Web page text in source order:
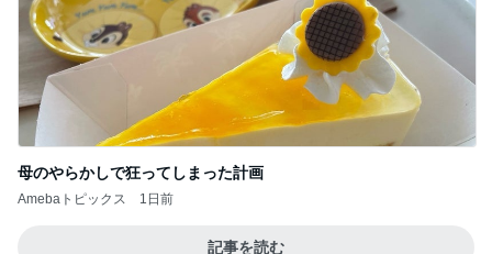
母のやらかしで狂ってしまった計画
Amebaトピックス 1日前
記事を読む